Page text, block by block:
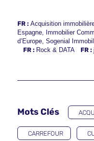
FR : Acquisition
Espagne, Immobilier
d’Europe, Sogenial
FR : Rock & DATA FR :
Mots Clés
CARREFOUR